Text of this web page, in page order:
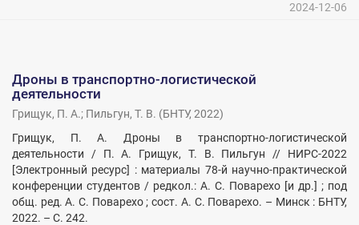
2024-12-06
Дроны в транспортно-логистической
деятельности
Грищук, П. А.; Пильгун, Т. В. (БНТУ, 2022)
Грищук, П. А. Дроны в транспортно-логистической
деятельности / П. А. Грищук, Т. В. Пильгун // НИРС-2022
[Электронный ресурс] : материалы 78-й научно-практической
конференции студентов / редкол.: А. С. Поварехо [и др.] ; под
общ. ред. А. С. Поварехо ; сост. А. С. Поварехо. – Минск : БНТУ,
2022. – С. 242.